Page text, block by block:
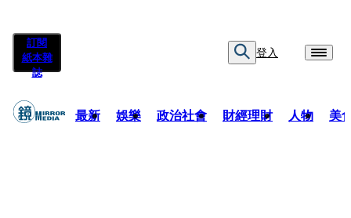
訂閱
紙本雜
誌
登入
最新 娛樂 政治社會 財經理財 人物 美